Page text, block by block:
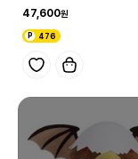
47,600
476